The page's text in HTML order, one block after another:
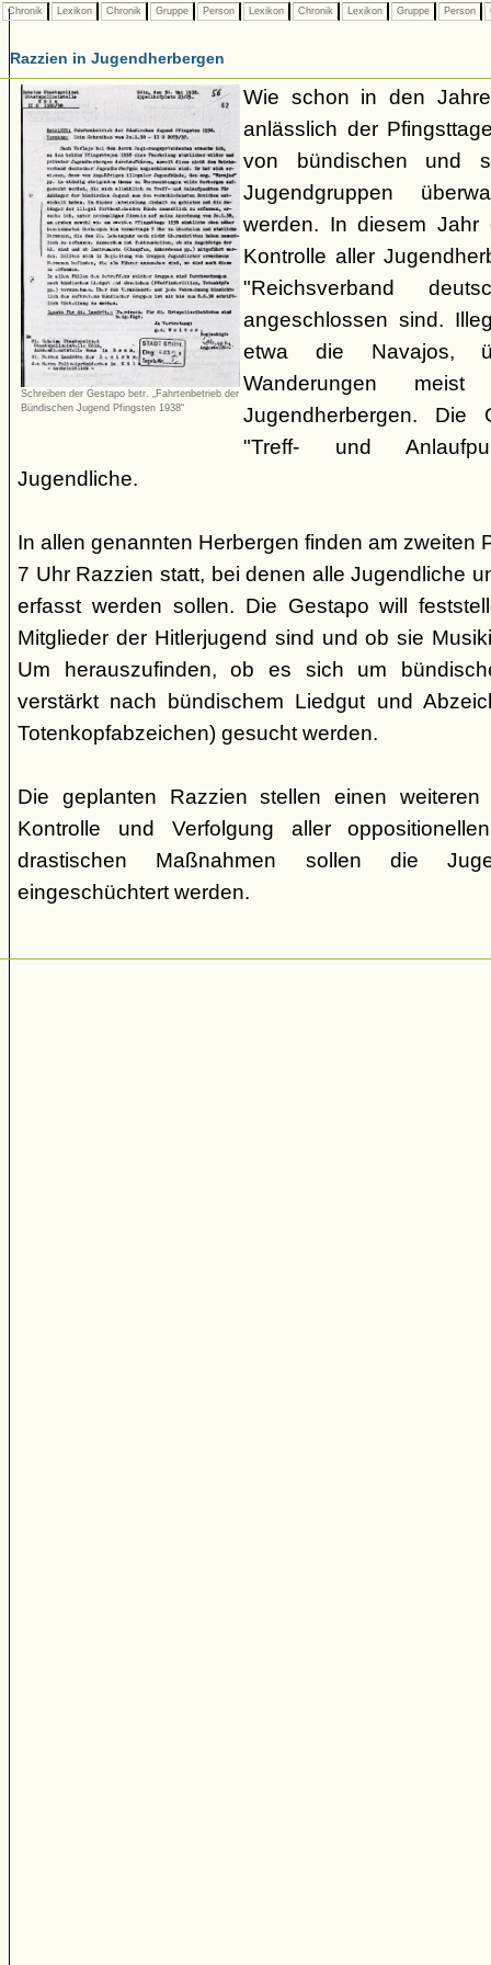
Chronik Lexikon Chronik Gruppe Person Lexikon Chronik Lexikon Gruppe Person
Razzien in Jugendherbergen
Schreiben der Gestapo betr. „Fahrtenbetrieb der
Bündischen Jugend Pfingsten 1938“
Wie schon in den
anlässlich der
von bündischen und
Jugendgruppen
werden. In diesem Jahr
Kontrolle aller
"Reichsverband
angeschlossen sind.
etwa die Navajos,
Wanderungen
Jugendherbergen.
"Treff- und
Jugendliche.
In allen genannten Herbergen finden am zweiten
7 Uhr Razzien statt, bei denen alle Jugendliche
erfasst werden sollen. Die Gestapo will
Mitglieder der Hitlerjugend sind und ob sie
Um herauszufinden, ob es sich um
verstärkt nach bündischem Liedgut und
Totenkopfabzeichen) gesucht werden.
Die geplanten Razzien stellen einen weiteren
Kontrolle und Verfolgung aller
drastischen Maßnahmen sollen die
eingeschüchtert werden.